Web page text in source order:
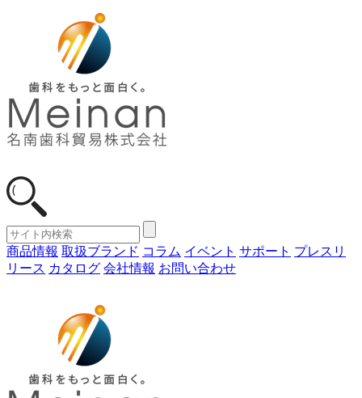
商品情報 取扱ブランド コラム イベント サポート プレスリ
リース カタログ 会社情報 お問い合わせ